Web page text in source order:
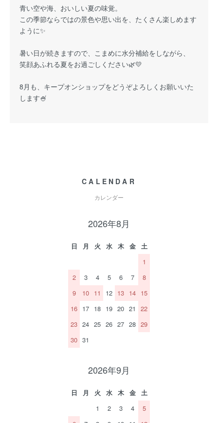
青い空や海、おいしい夏の味覚。
この季節ならではの景色や思い出を、たくさん楽しめます
ように✨
暑い日が続きますので、こまめに水分補給をしながら、
笑顔あふれる夏をお過ごしください🌿💛
8月も、キープオンショップをどうぞよろしくお願いいた
します🍧
CALENDAR
カレンダー
2026年8月
日 月 火 水 木 金
土
1
2
3 4 5 6 7
8
9
10 11 12 13 14 15
16 17 18 19 20 21
22
23 24 25 26 27 28 29
30 31
2026年9月
日 月 火 水 木 金
土
1
2 3 4
5